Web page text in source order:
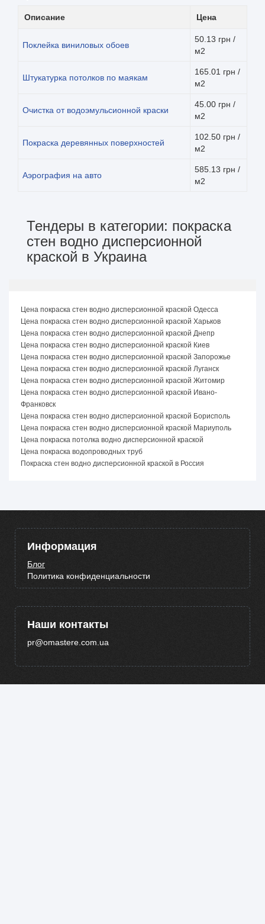
Описание Цена
Поклейка виниловых обоев
50.13 грн /
м2
Штукатурка потолков по маякам
165.01 грн /
м2
Очистка от водоэмульсионной краски
45.00 грн /
м2
Покраска деревянных поверхностей
102.50 грн /
м2
Аэрография на авто
585.13 грн /
м2
Тендеры в категории: покраска
стен водно дисперсионной
краской в Украина
Цена покраска стен водно дисперсионной краской Одесса
Цена покраска стен водно дисперсионной краской Харьков
Цена покраска стен водно дисперсионной краской Днепр
Цена покраска стен водно дисперсионной краской Киев
Цена покраска стен водно дисперсионной краской Запорожье
Цена покраска стен водно дисперсионной краской Луганск
Цена покраска стен водно дисперсионной краской Житомир
Цена покраска стен водно дисперсионной краской Ивано-
Франковск
Цена покраска стен водно дисперсионной краской Борисполь
Цена покраска стен водно дисперсионной краской Мариуполь
Цена покраска потолка водно дисперсионной краской
Цена покраска водопроводных труб
Покраска стен водно дисперсионной краской в Россия
Информация
Блог
Политика конфиденциальности
Наши контакты
pr@omastere.com.ua